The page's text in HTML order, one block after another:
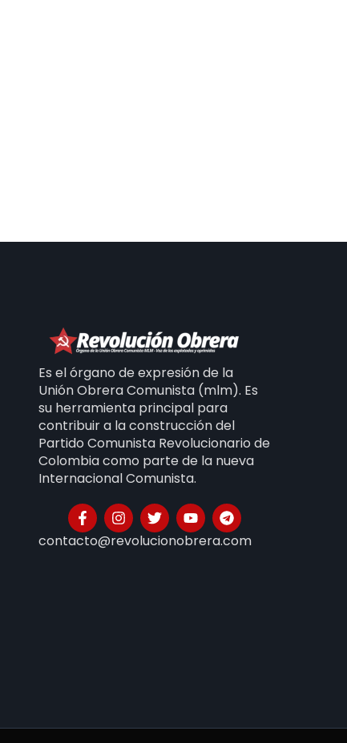
Es el órgano de expresión de la
Unión Obrera Comunista (mlm). Es
su herramienta principal para
contribuir a la construcción del
Partido Comunista Revolucionario de
Colombia como parte de la nueva
Internacional Comunista.
contacto@revolucionobrera.com